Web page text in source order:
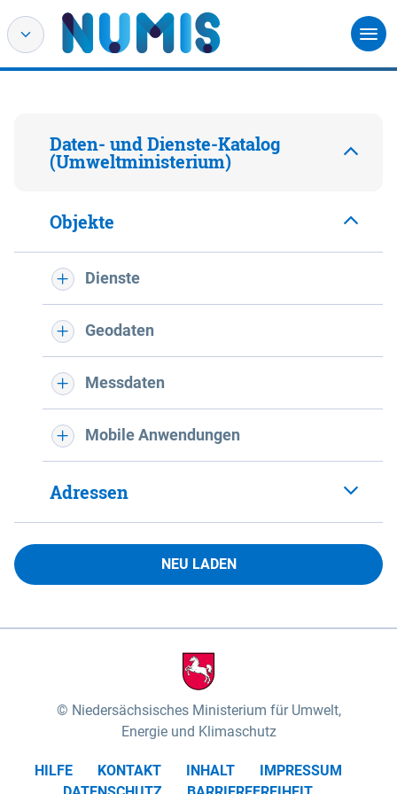
Daten- und Dienste-Katalog
(Umweltministerium)
Objekte
Dienste
Geodaten
Messdaten
Mobile Anwendungen
Adressen
NEU LADEN
Niedersächsisches Ministerium für Umwelt,
Energie und Klimaschutz
HILFE KONTAKT INHALT
IMPRESSUM